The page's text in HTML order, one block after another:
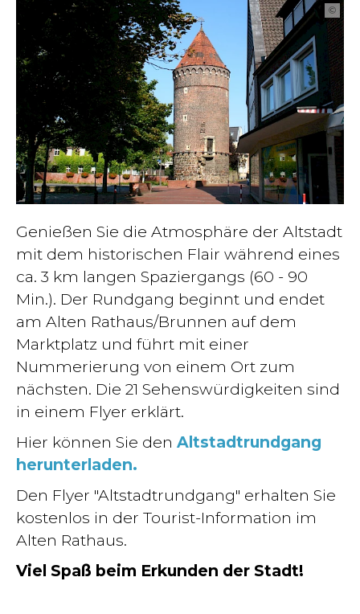
©
Genießen Sie die Atmosphäre der Altstadt
mit dem historischen Flair während eines
ca. 3 km langen Spaziergangs (60 - 90
Min.). Der Rundgang beginnt und endet
am Alten Rathaus/Brunnen auf dem
Marktplatz und führt mit einer
Nummerierung von einem Ort zum
nächsten. Die 21 Sehenswürdigkeiten sind
in einem Flyer erklärt.
Hier können Sie den Altstadtrundgang
herunterladen.
Den Flyer "Altstadtrundgang" erhalten Sie
kostenlos in der Tourist-Information im
Alten Rathaus.
Viel Spaß beim Erkunden der Stadt!